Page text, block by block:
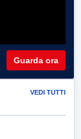
Guarda ora
VEDI TUTTI